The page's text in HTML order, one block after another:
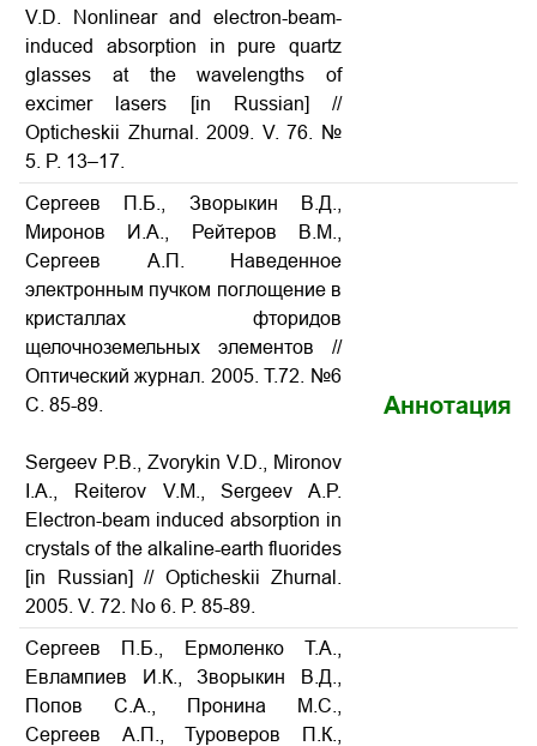
V.D. Nonlinear and electron-beam-
induced absorption in pure quartz
glasses at the wavelengths of
excimer lasers [in Russian] //
Opticheskii Zhurnal. 2009. V. 76. №
5. P. 13–17.
Сергеев П.Б., Зворыкин В.Д.,
Миронов И.А., Рейтеров В.М.,
Сергеев А.П. Наведенное
электронным пучком поглощение в
кристаллах фторидов
щелочноземельных элементов //
Оптический журнал. 2005. Т.72. №6
С. 85-89.
Sergeev P.B., Zvorykin V.D., Mironov
I.A., Reiterov V.M., Sergeev A.P.
Electron-beam induced absorption in
crystals of the alkaline-earth fluorides
[in Russian] // Opticheskii Zhurnal.
2005. V. 72. No 6. P. 85-89.
Аннотация
Сергеев П.Б., Ермоленко Т.А.,
Евлампиев И.К., Зворыкин В.Д.,
Попов С.А., Пронина М.С.,
Сергеев А.П., Туроверов П.К.,